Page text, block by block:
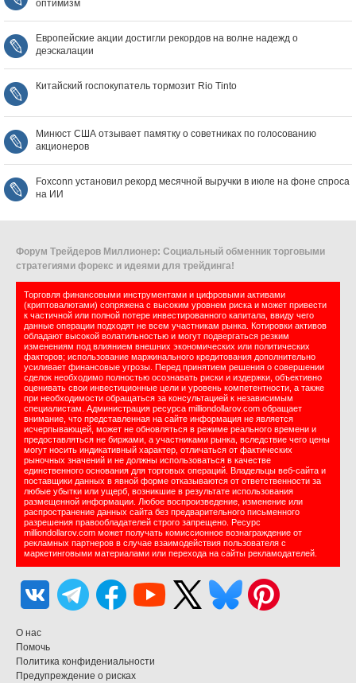
оптимизм
Европейские акции достигли рекордов на волне надежд о
деэскалации
Китайский госпокупатель тормозит Rio Tinto
Минюст США отзывает памятку о советниках по голосованию
акционеров
Foxconn установил рекорд месячной выручки в июле на фоне спроса
на ИИ
Форум Трейдеров Миллионер: Социальный обменник торговыми
стратегиями форекс и идеями для трейдинга!
Торговля финансовыми инструментами и цифровыми активами
(криптовалютами) сопряжена с высоким уровнем риска и может привести
к частичной или полной потере инвестированного капитала, ввиду чего
данные операции подходят не всем участникам рынка. Котировки активов
обладают высокой волатильностью и могут подвергаться резким
изменениям под влиянием внешних экономических или политических
факторов; использование маржинального кредитования дополнительно
усиливает финансовые угрозы. Перед принятием решения о совершении
сделок необходимо полностью осознавать риски и издержки, объективно
оценивать свои инвестиционные цели и уровень компетентности, а также
при необходимости обращаться за консультацией к независимым
специалистам. Администрация ресурса milliondollarov.com обращает
внимание, что представленная на сайте информация не является
исчерпывающей, может не обновляться в режиме реального времени и
предоставляться не биржами, а участниками рынка, вследствие чего цены
могут носить индикативный характер, отличаться от фактических
рыночных значений и не должны использоваться в качестве
единственного основания для торговых операций. Владельцы веб-сайта и
поставщики данных в явной форме отказываются от ответственности за
любые убытки или ущерб, возникшие в результате использования
размещенной информации. Любое воспроизведение, изменение или
распространение данных сайта без предварительного письменного
разрешения правообладателей строго запрещено. Ресурс
milliondollarov.com может получать комиссионное вознаграждение от
рекламных партнеров в случае взаимодействия пользователя с
маркетинговыми материалами или перехода на сайты рекламодателей.
О нас
Помочь
Политика конфидениальности
Предупреждение о рисках